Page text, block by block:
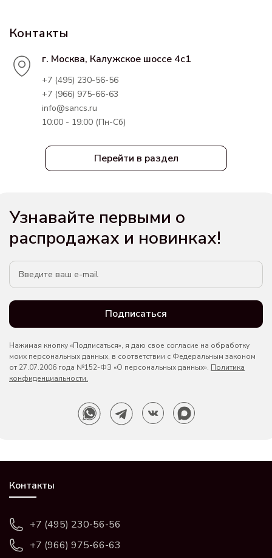
Перейти в раздел
Контакты
г. Москва, Калужское шоссе 4с1
+7 (495) 230-56-56
+7 (966) 975-66-63
info@sancs.ru
10:00 - 19:00 (Пн-Сб)
Узнавайте первыми о
распродажах и новинках!
Подписаться
Нажимая кнопку «Подписаться», я даю свое согласие на обработку
моих персональных данных, в соответствии с Федеральным законом
от 27.07.2006 года №152-ФЗ «О персональных данных». Политика
конфиденциальности.
Контакты
+7 (495) 230-56-56
+7 (966) 975-66-63